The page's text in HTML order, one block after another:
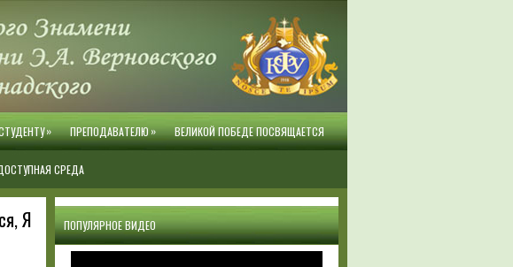
» ПРЕПОДАВАТЕЛЮ» ВЕЛИКОЙ ПОБЕДЕ ПОСВЯЩАЕТСЯ
СРЕДА
Я
ПОПУЛЯРНОЕ ВИДЕО